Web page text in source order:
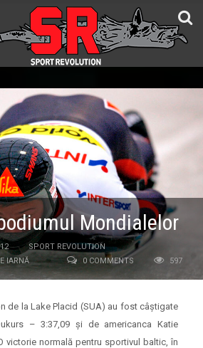
Mondialelor
SPORT REVOLUTION
IARNĂ 0 COMMENTS 597
de la Lake Placid (SUA) au fost câștigate
– 3:37,09 și de americanca Katie
victorie normală pentru sportivul baltic, în